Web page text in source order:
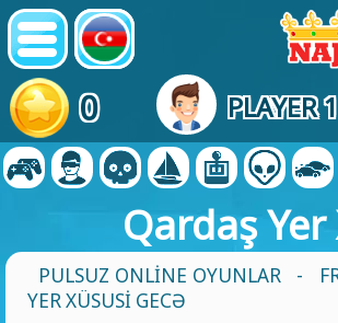
0 PLAYER
Qardaş
PULSUZ ONLINE OYUNLAR -
YER XÜSUSI GECƏ